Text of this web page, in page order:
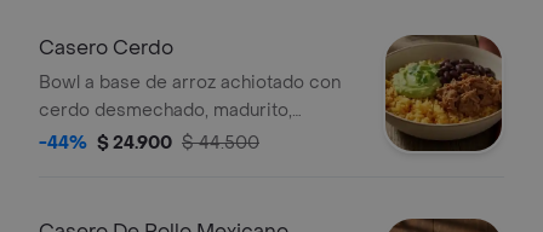
Casero Cerdo
Bowl a base de arroz achiotado con
cerdo desmechado, madurito,
guacamole y fríjoles negros.
-44% $ 24.900 $ 44.500